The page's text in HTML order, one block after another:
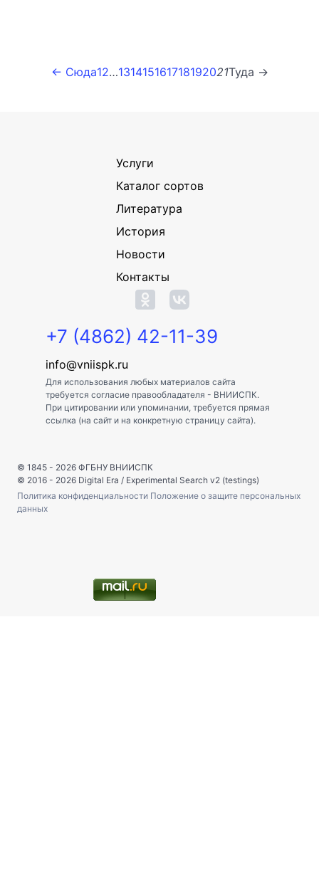
← Сюда12…131415161718192021Туда →
Услуги
Каталог сортов
Литература
История
Новости
Контакты
+7 (4862) 42-11-39
info@vniispk.ru
Для использования любых материалов сайта
требуется согласие правообладателя - ВНИИСПК.
При цитировании или упоминании, требуется прямая
ссылка (на сайт и на конкретную страницу сайта).
© 1845 - 2026 ФГБНУ ВНИИСПК
© 2016 - 2026 Digital Era / Experimental Search v2 (testings)
Политика конфиденциальности Положение о защите персональных
данных